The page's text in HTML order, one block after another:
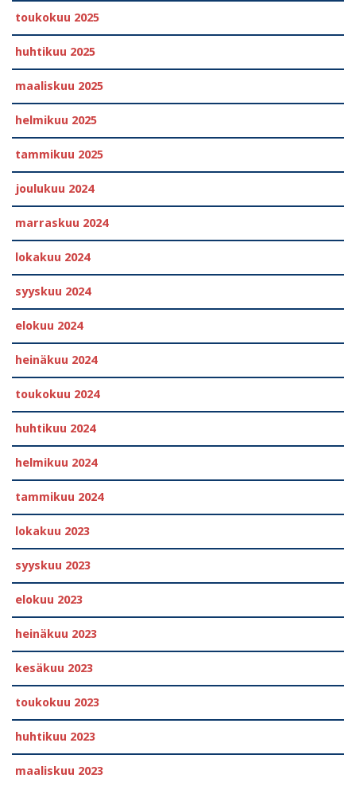
toukokuu 2025
huhtikuu 2025
maaliskuu 2025
helmikuu 2025
tammikuu 2025
joulukuu 2024
marraskuu 2024
lokakuu 2024
syyskuu 2024
elokuu 2024
heinäkuu 2024
toukokuu 2024
huhtikuu 2024
helmikuu 2024
tammikuu 2024
lokakuu 2023
syyskuu 2023
elokuu 2023
heinäkuu 2023
kesäkuu 2023
toukokuu 2023
huhtikuu 2023
maaliskuu 2023